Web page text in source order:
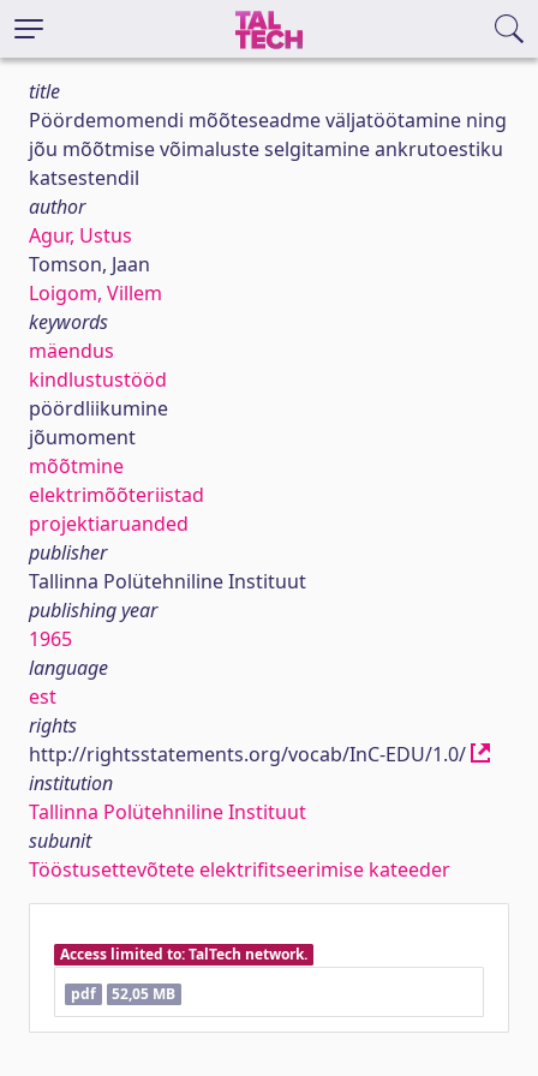
title
Pöördemomendi mõõteseadme väljatöötamine ning
jõu mõõtmise võimaluste selgitamine ankrutoestiku
katsestendil
author
Agur, Ustus
Tomson, Jaan
Loigom, Villem
keywords
mäendus
kindlustustööd
pöördliikumine
jõumoment
mõõtmine
elektrimõõteriistad
projektiaruanded
publisher
Tallinna Polütehniline Instituut
publishing year
1965
language
est
rights
http://rightsstatements.org/vocab/InC-EDU/1.0/
institution
Tallinna Polütehniline Instituut
subunit
Tööstusettevõtete elektrifitseerimise kateeder
Access limited to: TalTech network.
pdf
52,05 MB